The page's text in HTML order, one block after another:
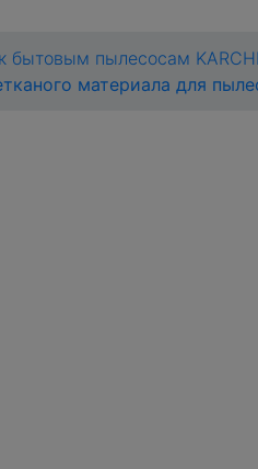
бытовым пылесосам
материала для